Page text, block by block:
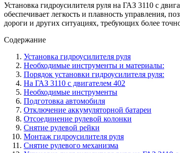
Установка гидроусилителя руля на ГАЗ 3110 с
обеспечивает легкость и плавность управления,
дороги и других ситуациях, требующих более
Содержание
Установка гидроусилителя руля
Необходимые инструменты и материалы:
Порядок установки гидроусилителя руля:
На ГАЗ 3110 с двигателем 402
Необходимые инструменты
Подготовка автомобиля
Отключение аккумуляторной батареи
Отсоединение рулевой колонки
Снятие рулевой рейки
Монтаж гидроусилителя руля
Снятие рулевого механизма